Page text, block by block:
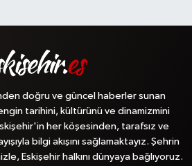
doğru ve güncel haberler sunan
tarihini, kültürünü ve dinamizmini
her köşesinden, tarafsız ve
bilgi akışını sağlamaktayız. Şehrin
Eskişehir halkını dünyaya bağlıyoruz.